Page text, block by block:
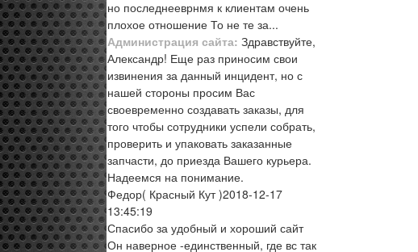
но последнееврнмя к клиентам очень
плохое отношение То не те за...
Администрация сайта: Здравствуйте,
Александр! Еще раз приносим свои
извинения за данный инцидент, но с
нашей стороны просим Вас
своевременно создавать заказы, для
того чтобы сотрудники успели собрать,
проверить и упаковать заказанные
запчасти, до приезда Вашего курьера.
Надеемся на понимание.
Федор( Красный Кут )2018-12-17
13:45:19
Спасибо за удобный и хороший сайт
Он наверное -единственный, где вс так